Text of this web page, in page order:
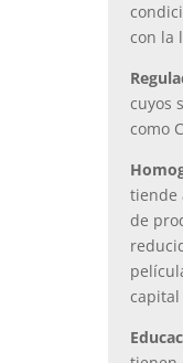
con la
cuyos
como
tiende
de